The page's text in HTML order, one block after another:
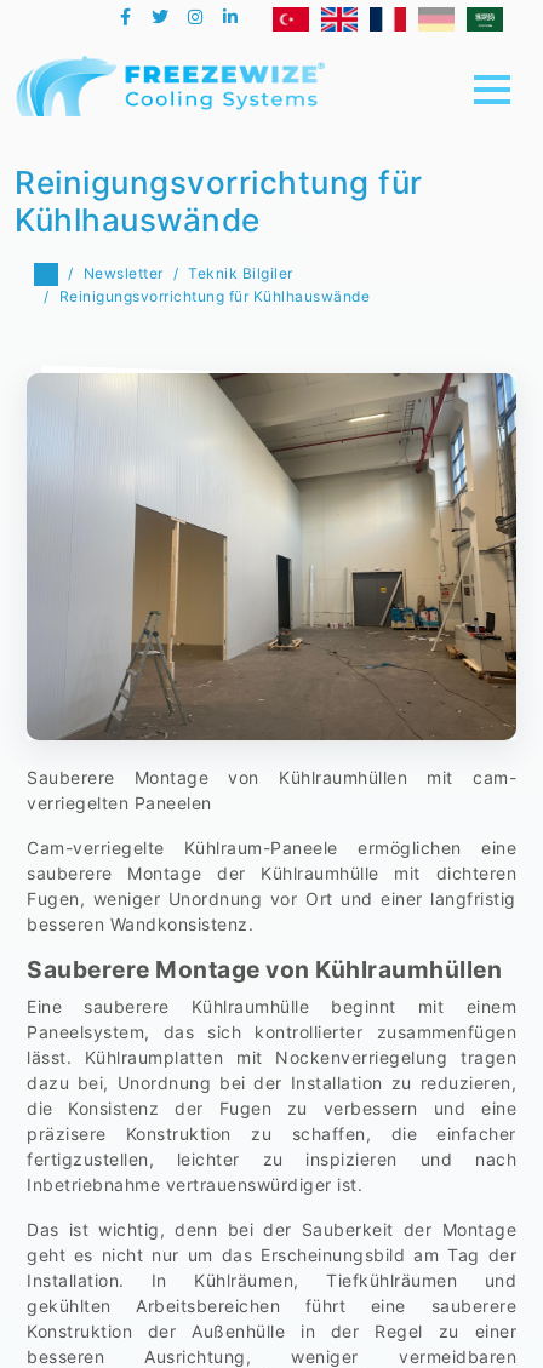
Reinigungsvorrichtung für
Kühlhauswände
Newsletter
Teknik Bilgiler
Reinigungsvorrichtung für Kühlhauswände
Sauberere Montage von Kühlraumhüllen mit cam-
verriegelten Paneelen
Cam-verriegelte Kühlraum-Paneele ermöglichen eine
sauberere Montage der Kühlraumhülle mit dichteren
Fugen, weniger Unordnung vor Ort und einer langfristig
besseren Wandkonsistenz.
Sauberere Montage von Kühlraumhüllen
Eine sauberere Kühlraumhülle beginnt mit einem
Paneelsystem, das sich kontrollierter zusammenfügen
lässt. Kühlraumplatten mit Nockenverriegelung tragen
dazu bei, Unordnung bei der Installation zu reduzieren,
die Konsistenz der Fugen zu verbessern und eine
präzisere Konstruktion zu schaffen, die einfacher
fertigzustellen, leichter zu inspizieren und nach
Inbetriebnahme vertrauenswürdiger ist.
Das ist wichtig, denn bei der Sauberkeit der Montage
geht es nicht nur um das Erscheinungsbild am Tag der
Installation. In Kühlräumen, Tiefkühlräumen und
gekühlten Arbeitsbereichen führt eine sauberere
Konstruktion der Außenhülle in der Regel zu einer
besseren Ausrichtung, weniger vermeidbaren